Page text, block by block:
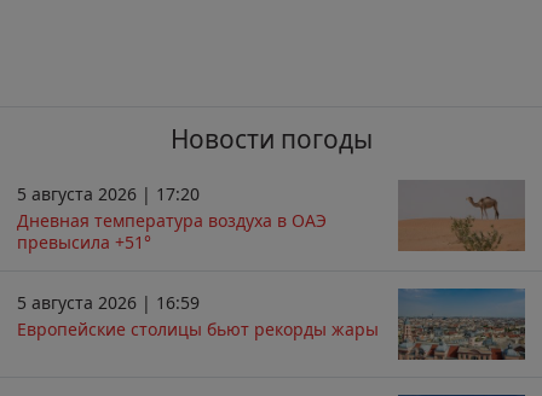
Новости погоды
5 августа 2026 | 17:20
Дневная температура воздуха в ОАЭ
превысила +51°
5 августа 2026 | 16:59
Европейские столицы бьют рекорды жары